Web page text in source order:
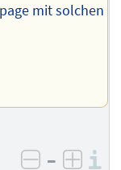
mit solchen
–